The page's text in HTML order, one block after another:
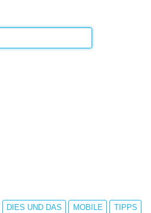
DIES UND DAS MOBILE TIPPS